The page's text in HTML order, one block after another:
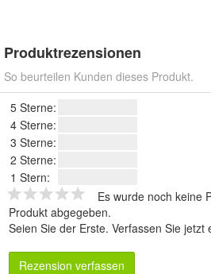
Produktrezensionen
So beurteilen Kunden dieses Produkt.
5 Sterne:
4 Sterne:
3 Sterne:
2 Sterne:
1 Stern:
Es wurde noch keine
Produkt abgegeben.
Seien Sie der Erste. Verfassen Sie jetzt
Rezension verfassen